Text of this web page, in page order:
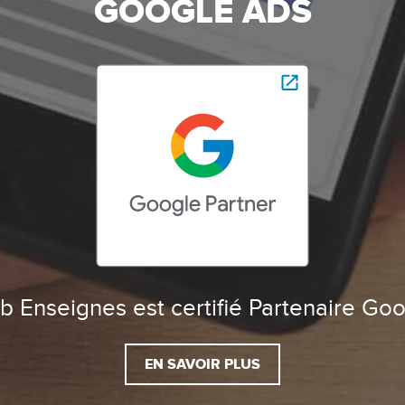
GOOGLE ADS
Enseignes est certifié Partenaire
EN SAVOIR PLUS